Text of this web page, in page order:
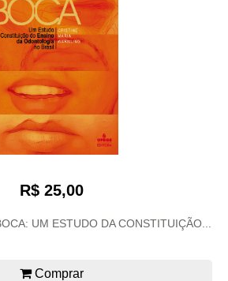
R$ 25,00
UM ESTUDO DA CONSTITUIÇÃO...
Comprar